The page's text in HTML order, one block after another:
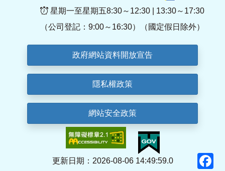
星期一至星期五8:30～12:30 | 13:30～17:30
（公司登記：9:00～16:30）（國定假日除外）
政府網站資料開放宣告
隱私權政策
網站安全政策
更新日期：2026-08-06 14:49:59.0